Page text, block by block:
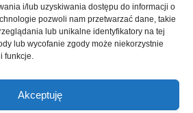
i/lub uzyskiwania dostępu do informacji o
pozwoli nam przetwarzać dane, takie
lub unikalne identyfikatory na tej
lub wycofanie zgody może niekorzystnie
funkcje.
Akceptuję